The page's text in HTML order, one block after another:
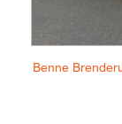
Benne